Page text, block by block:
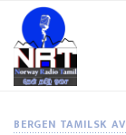
BERGEN TAMILSK